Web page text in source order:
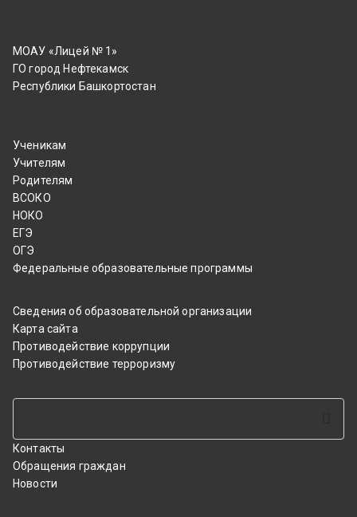
МОАУ «Лицей № 1»
ГО город Нефтекамск
Республики Башкортостан
Ученикам
Учителям
Родителям
ВСОКО
НОКО
ЕГЭ
ОГЭ
Федеральные образовательные программы
Сведения об образовательной организации
Карта сайта
Противодействие коррупции
Противодействие терроризму
Контакты
Обращения граждан
Новости